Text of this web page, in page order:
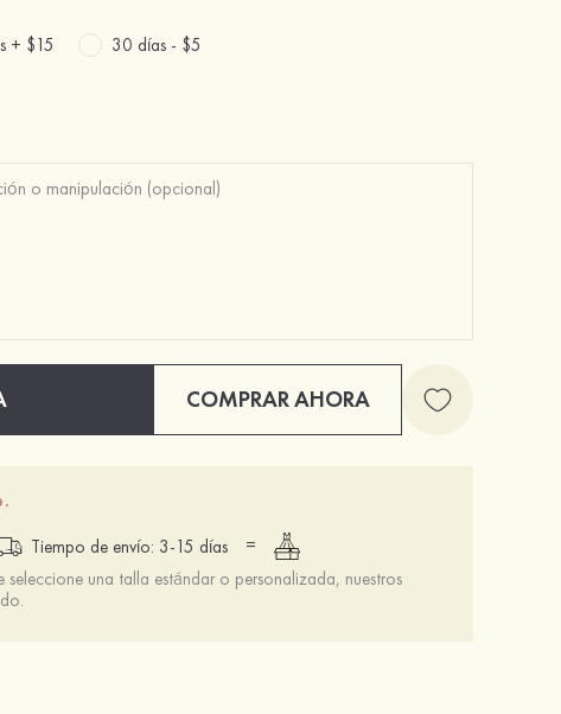
+ $15 30 días - $5
COMPRAR AHORA
Tiempo de envío: 3-15 días
=
seleccione una talla estándar o personalizada, nuestros